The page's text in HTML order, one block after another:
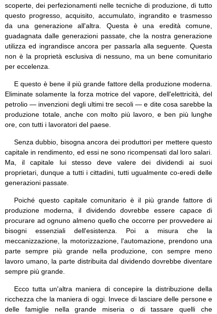
scoperte, dei perfezionamenti nelle tecniche di produzione, di tutto
questo progresso, acquisito, accumulato, ingrandito e trasmesso
da una generazione all'altra. Questa è una eredità comune,
guadagnata dalle generazioni passate, che la nostra generazione
utilizza ed ingrandisce ancora per passarla alla seguente. Questa
non è la proprietà esclusiva di nessuno, ma un bene comunitario
per eccelenza.
E questo è bene il più grande fattore della produzione moderna.
Eliminate solamente la forza motrice del vapore, dell'elettricità, del
petrolio — invenzioni degli ultimi tre secoli — e dite cosa sarebbe la
produzione totale, anche con molto più lavoro, e ben più lunghe
ore, con tutti i lavoratori del paese.
Senza dubbio, bisogna ancora dei produttori per mettere questo
capitale in rendimento, ed essi ne sono ricompensati dal loro salari.
Ma, il capitale lui stesso deve valere dei dividendi ai suoi
proprietari, dunque a tutti i cittadini, tutti ugualmente co-eredi delle
generazioni passate.
Poiché questo capitale comunitario è il più grande fattore di
produzione moderna, il dividendo dovrebbe essere capace di
procurare ad ognuno almeno quello che occorre per provvedere ai
bisogni essenziali dell'esistenza. Poi a misura che la
meccanizzazione, la motorizzazione, l'automazione, prendono una
parte sempre più grande nella produzione, con sempre meno
lavoro umano, la parte distribuita dal dividendo dovrebbe diventare
sempre più grande.
Ecco tutta un'altra maniera di concepire la distribuzione della
ricchezza che la maniera di oggi. Invece di lasciare delle persone e
delle famiglie nella grande miseria o di tassare quelli che